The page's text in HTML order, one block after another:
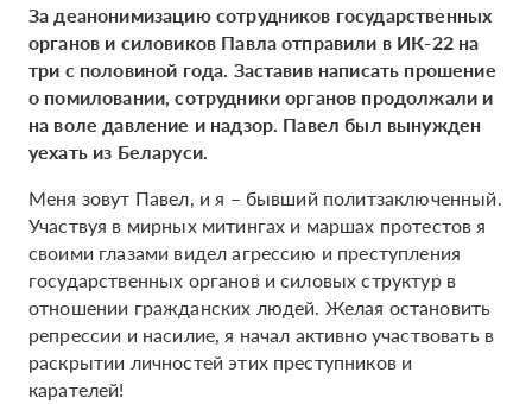
За деанонимизацию сотрудников государственных
органов и силовиков Павла отправили в ИК-22 на
три с половиной года. Заставив написать прошение
о помиловании, сотрудники органов продолжали и
на воле давление и надзор. Павел был вынужден
уехать из Беларуси.
Меня зовут Павел, и я – бывший политзаключенный.
Участвуя в мирных митингах и маршах протестов я
своими глазами видел агрессию и преступления
государственных органов и силовых структур в
отношении гражданских людей. Желая остановить
репрессии и насилие, я начал активно участвовать в
раскрытии личностей этих преступников и
карателей!